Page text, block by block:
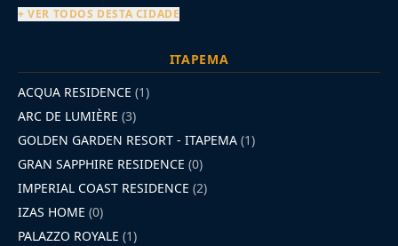
+ VER TODOS DESTA CIDADE
ITAPEMA
ACQUA RESIDENCE (1)
ARC DE LUMIÈRE (3)
GOLDEN GARDEN RESORT - ITAPEMA (1)
GRAN SAPPHIRE RESIDENCE (0)
IMPERIAL COAST RESIDENCE (2)
IZAS HOME (0)
PALAZZO ROYALE (1)